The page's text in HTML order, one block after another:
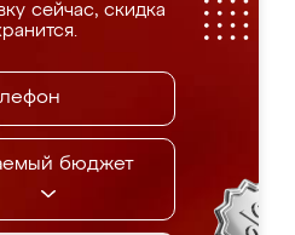
сейчас, скидка
бюджет